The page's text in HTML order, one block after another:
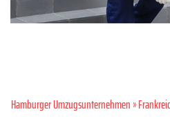
Hamburger Umzugsunternehmen»